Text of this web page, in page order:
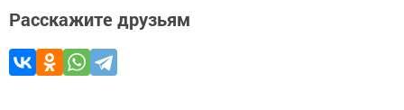
Расскажите друзьям